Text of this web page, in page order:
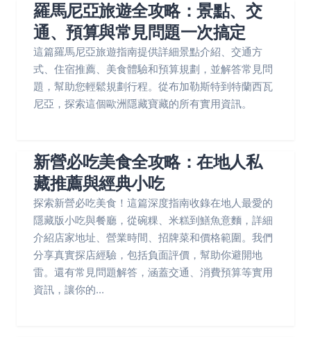
羅馬尼亞旅遊全攻略：景點、交
通、預算與常見問題一次搞定
這篇羅馬尼亞旅遊指南提供詳細景點介紹、交通方
式、住宿推薦、美食體驗和預算規劃，並解答常見問
題，幫助您輕鬆規劃行程。從布加勒斯特到特蘭西瓦
尼亞，探索這個歐洲隱藏寶藏的所有實用資訊。
新營必吃美食全攻略：在地人私
藏推薦與經典小吃
探索新營必吃美食！這篇深度指南收錄在地人最愛的
隱藏版小吃與餐廳，從碗粿、米糕到鱔魚意麵，詳細
介紹店家地址、營業時間、招牌菜和價格範圍。我們
分享真實探店經驗，包括負面評價，幫助你避開地
雷。還有常見問題解答，涵蓋交通、消費預算等實用
資訊，讓你的...